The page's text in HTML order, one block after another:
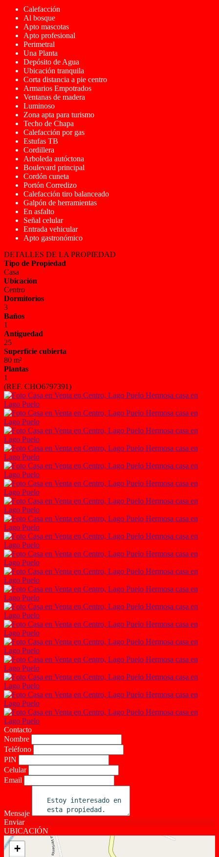
Calefacción
Al bosque
Apto mascotas
Apto profesional
Perimetral
Una Planta
Depósito de Agua
Ubicación tranquila
Corta distancia a pie centro
Armarios Empotrados
Ventanas de madera
Luminoso
Zona apta para turismo
Techo de Chapa
Calefacción por gas
Estufas TB
Cordillera
Arboleda autóctona
Boulevard principal
Cordón cuneta
Portón Corredizo
Calefacción tiro balanceado
Galpón de herramientas
En asfalto
Señal celular
Entrada vehicular
Apto gastronómico
DETALLES DE LA PROPIEDAD
Tipo de Propiedad
Casa
Ubicación
Centro
Dormitorios
3
Baños
1
Antiguedad
25
Superficie cubierta
80 m²
Plantas
1
(REF. CHO6797391)
Contacto
Nombre
Teléfono
PIN
Celular
Email
Mensaje
Enviar
UBICACIÓN
+